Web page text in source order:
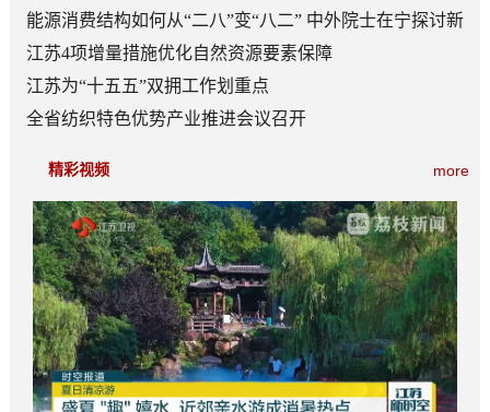
能源消费结构如何从“二八”变“八二” 中外院士在宁探讨新
型能源体系建设
江苏4项增量措施优化自然资源要素保障
江苏为“十五五”双拥工作划重点
全省纺织特色优势产业推进会议召开
more
精彩视频